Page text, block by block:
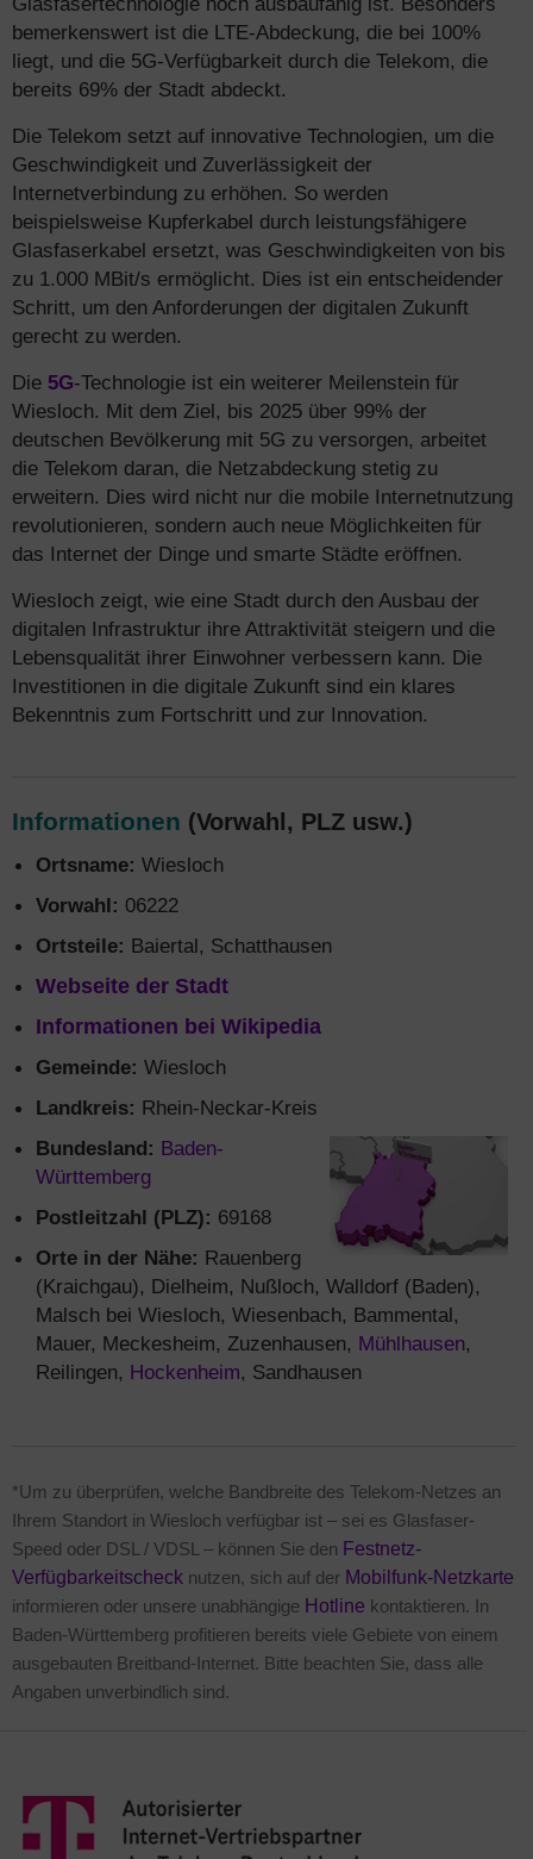
bemerkenswert ist die LTE-Abdeckung, die bei 100%
liegt, und die 5G-Verfügbarkeit durch die Telekom, die
bereits 69% der Stadt abdeckt.
Die Telekom setzt auf innovative Technologien, um die
Geschwindigkeit und Zuverlässigkeit der
Internetverbindung zu erhöhen. So werden
beispielsweise Kupferkabel durch leistungsfähigere
Glasfaserkabel ersetzt, was Geschwindigkeiten von bis
zu 1.000 MBit/s ermöglicht. Dies ist ein entscheidender
Schritt, um den Anforderungen der digitalen Zukunft
gerecht zu werden.
Die 5G-Technologie ist ein weiterer Meilenstein für
Wiesloch. Mit dem Ziel, bis 2025 über 99% der
deutschen Bevölkerung mit 5G zu versorgen, arbeitet
die Telekom daran, die Netzabdeckung stetig zu
erweitern. Dies wird nicht nur die mobile Internetnutzung
revolutionieren, sondern auch neue Möglichkeiten für
das Internet der Dinge und smarte Städte eröffnen.
Wiesloch zeigt, wie eine Stadt durch den Ausbau der
digitalen Infrastruktur ihre Attraktivität steigern und die
Lebensqualität ihrer Einwohner verbessern kann. Die
Investitionen in die digitale Zukunft sind ein klares
Bekenntnis zum Fortschritt und zur Innovation.
Informationen (Vorwahl, PLZ usw.)
Ortsname: Wiesloch
Vorwahl: 06222
Ortsteile: Baiertal, Schatthausen
Webseite der Stadt
Informationen bei Wikipedia
Gemeinde: Wiesloch
Landkreis: Rhein-Neckar-Kreis
Bundesland: Baden-
Württemberg
Postleitzahl (PLZ): 69168
Orte in der Nähe: Rauenberg
(Kraichgau), Dielheim, Nußloch, Walldorf (Baden),
Malsch bei Wiesloch, Wiesenbach, Bammental,
Mauer, Meckesheim, Zuzenhausen, Mühlhausen,
Reilingen, Hockenheim, Sandhausen
*Um zu überprüfen, welche Bandbreite des Telekom-Netzes an
Ihrem Standort in Wiesloch verfügbar ist – sei es Glasfaser-
Speed oder DSL / VDSL – können Sie den Festnetz-
Verfügbarkeitscheck nutzen, sich auf der Mobilfunk-Netzkarte
informieren oder unsere unabhängige Hotline kontaktieren. In
Baden-Württemberg profitieren bereits viele Gebiete von einem
ausgebauten Breitband-Internet. Bitte beachten Sie, dass alle
Angaben unverbindlich sind.